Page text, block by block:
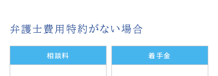
弁護士費用特約がない場合
相談料 着手金